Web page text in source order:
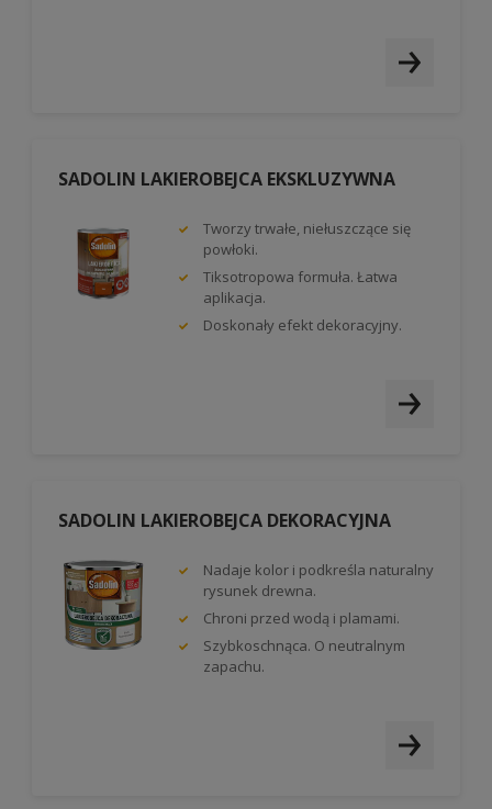
SADOLIN LAKIEROBEJCA EKSKLUZYWNA
Tworzy trwałe, niełuszczące się
powłoki.
Tiksotropowa formuła. Łatwa
aplikacja.
Doskonały efekt dekoracyjny.
SADOLIN LAKIEROBEJCA DEKORACYJNA
Nadaje kolor i podkreśla naturalny
rysunek drewna.
Chroni przed wodą i plamami.
Szybkoschnąca. O neutralnym
zapachu.